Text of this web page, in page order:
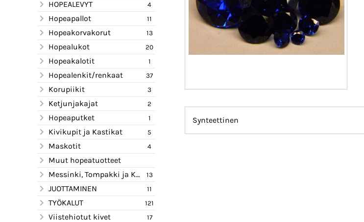
HOPEALEVYT
4
Hopeapallot 11
Hopeakorvakorut 13
Hopealukot 20
Hopeakalotit 1
Hopealenkit/renkaat 37
Korupiikit 3
Ketjunjakajat 2
Hopeaputket 1
Kivikupit ja Kastikat 5
Maskotit 4
Muut hopeatuotteet
Messinki, Tompakki ja Kupari
13
JUOTTAMINEN 11
TYÖKALUT 121
Viistehiotut kivet 17
Synteettinen